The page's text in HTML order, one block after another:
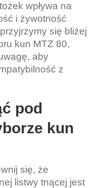
wpływa na
i żywotność
się bliżej
kun MTZ 80,
aby
z
pod
kun
się, że
listwy tnącej jest